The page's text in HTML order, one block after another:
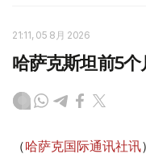
21:11, 05 8月 2026
哈萨克斯坦前5
（哈萨克国际通讯社讯